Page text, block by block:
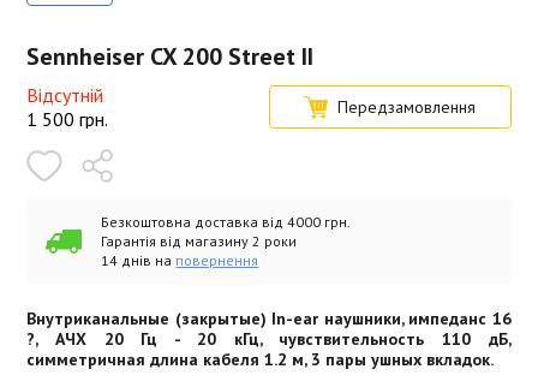
Sennheiser CX 200 Street II
Відсутній
1 500 грн. Передзамовлення
Безкоштовна доставка від 4000 грн.
Гарантія від магазину 2 роки
14 днів на повернення
Внутриканальные (закрытые) In-ear наушники, импеданс 16
?, АЧХ 20 Гц - 20 кГц, чувствительность 110 дБ,
симметричная длина кабеля 1.2 м, 3 пары ушных вкладок.